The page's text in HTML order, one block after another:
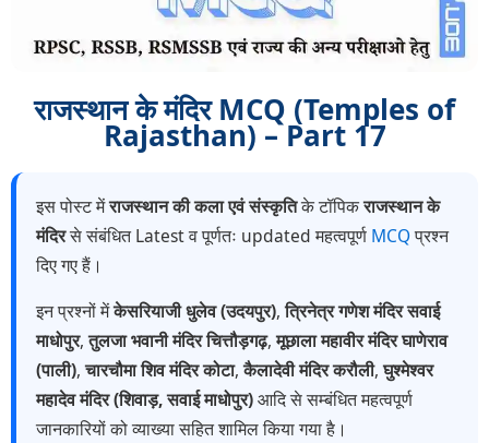
राजस्थान के मंदिर MCQ (Temples of
Rajasthan) – Part 17
इस पोस्ट मेंराजस्थान की कला एवं संस्कृतिके टॉपिकराजस्थान के
मंदिरसे संबंधित Latest व पूर्णतः updated महत्वपूर्ण MCQप्रश्न
दिए गए हैं।
इन प्रश्नों मेंकेसरियाजी धुलेव (उदयपुर),त्रिनेत्र गणेश मंदिर सवाई
माधोपुर,तुलजा भवानी मंदिर चित्तौड़गढ़,मूछाला महावीर मंदिर घाणेराव
(पाली),चारचौमा शिव मंदिर कोटा,कैलादेवी मंदिर करौली,घुश्मेश्वर
महादेव मंदिर (शिवाड़, सवाई माधोपुर)आदि से सम्बंधित महत्वपूर्ण
जानकारियों को व्याख्या सहित शामिल किया गया है।